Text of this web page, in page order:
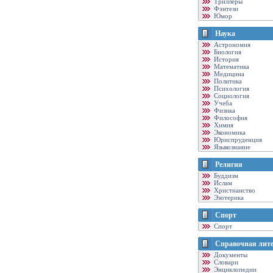
Фэнтези
Юмор
Наука
Астрономия
Биология
История
Математика
Медицина
Политика
Психология
Социология
Учеба
Физика
Философия
Химия
Экономика
Юриспруденция
Языкознание
Религия
Буддизм
Ислам
Христианство
Эзотерика
Спорт
Спорт
Справочная
Документы
Словари
Энциклопедии